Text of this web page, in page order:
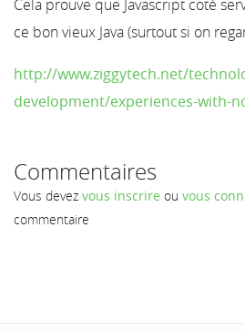
Cela prouve que Javascript coté
ce bon vieux Java (surtout si on
http://www.ziggytech.net/
development/experiences-with-
Commentaires
Vous devez vous inscrire ou vous
commentaire